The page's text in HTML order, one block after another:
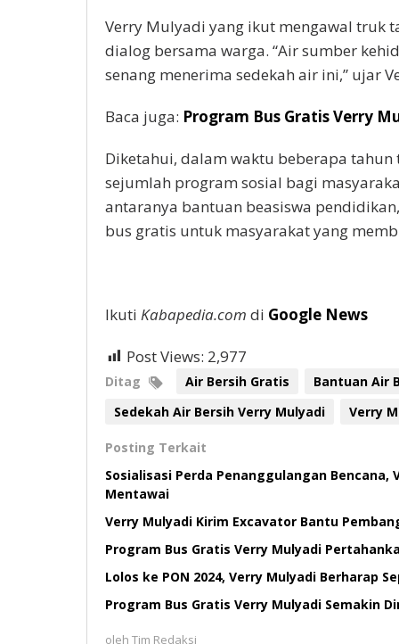
Verry Mulyadi yang ikut mengawal truk
dialog bersama warga. “Air sumber
senang menerima sedekah air ini,” ujar
Baca juga: Program Bus Gratis Verry
Diketahui, dalam waktu beberapa
sejumlah program sosial bagi
antaranya bantuan beasiswa
bus gratis untuk masyarakat yang
Ikuti Kabapedia.com di Google News
Post Views: 2,977
Ditag Air Bersih Gratis Bantuan Air
Sedekah Air Bersih Verry Mulyadi
Verry
Posting Terkait
Sosialisasi Perda Penanggulangan
Mentawai
Verry Mulyadi Kirim Excavator Bantu
Program Bus Gratis Verry Mulyadi
Lolos ke PON 2024, Verry Mulyadi Berharap
Program Bus Gratis Verry Mulyadi Semakin
oleh Tim Redaksi